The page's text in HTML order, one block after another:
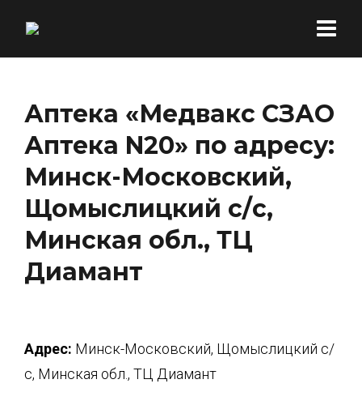
Аптека «Медвакс СЗАО
Аптека N20» по адресу:
Минск-Московский,
Щомыслицкий с/с,
Минская обл., ТЦ
Диамант
Адрес: Минск-Московский, Щомыслицкий с/
с, Минская обл., ТЦ Диамант